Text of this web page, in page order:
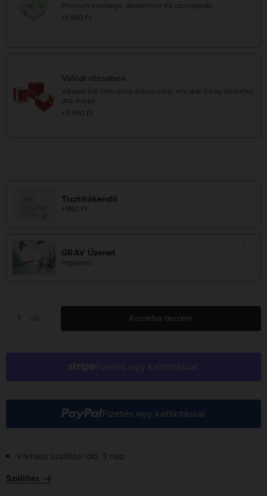
Prémium minőségű, alkalomhoz illő csomagolás.
+1 590 Ft
Valódi rózsabox
Válaszd élő örök rózsa dobozunkat, ami akár 3 évig tökéletes
dísz marad.
+3 990 Ft
Tisztítókendő
+990 Ft
GRAV Üzenet
ingyenes
Kosárba teszem
Fizetés egy kattintással
Várható szállítási idő: 3 nap
Szállítás